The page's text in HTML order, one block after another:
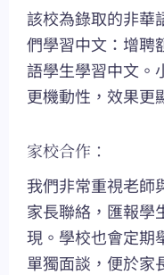
該校為錄取的非華
們學習中文：增聘
語學生學習中文。
更機動性，效果更
家校合作：
我們非常重視老師
家長聯絡，匯報學
現。學校也會定期
單獨面談，便於家